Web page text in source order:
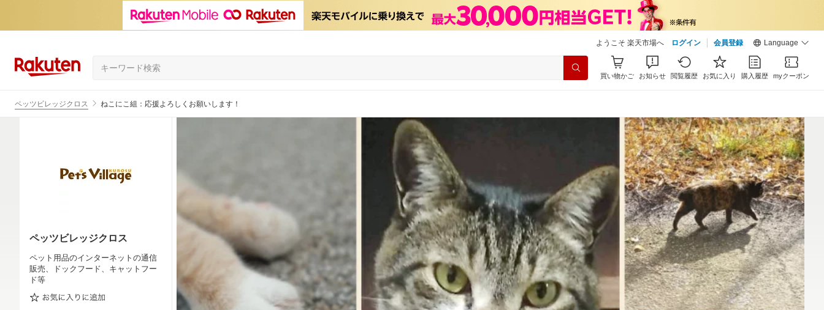
ようこそ 楽天市場へ ログイン 会員登録 Language
買い物かご お知らせ 閲覧履歴 お気に入り 購入履歴 myクーポン
ペッツビレッジクロス ねこにこ組：応援よろしくお願いします！
ペッツビレッジクロス
ペット用品のインターネットの通信
販売、ドックフード、キャットフー
ド等